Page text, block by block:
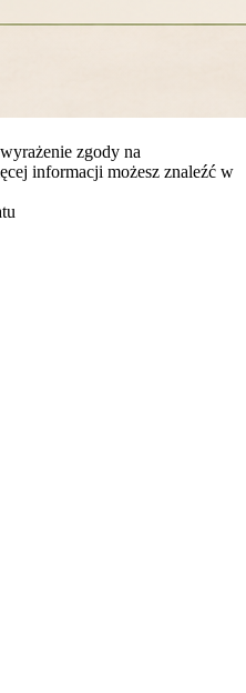
zgody na
informacji możesz znaleźć w